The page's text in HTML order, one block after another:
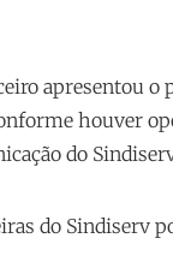
apresentou o
houver
do
do Sindiserv